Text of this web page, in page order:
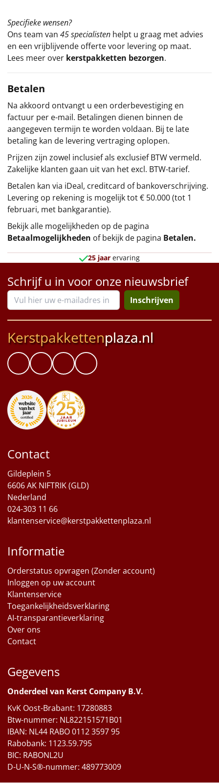
Specifieke wensen?
Ons team van 45 specialisten helpt u graag met advies
en een vrijblijvende offerte voor levering op maat.
Lees meer over kerstpakketten bezorgen.
Betalen
Na akkoord ontvangt u een orderbevestiging en
factuur per e-mail. Betalingen dienen binnen de
aangegeven termijn te worden voldaan. Bij te late
betaling kan de levering vertraging oplopen.
Prijzen zijn zowel inclusief als exclusief BTW vermeld.
Zakelijke klanten gaan uit van het excl. BTW-tarief.
Betalen kan via iDeal, creditcard of bankoverschrijving.
Levering op rekening is mogelijk tot € 50.000 (tot 1
februari, met bankgarantie).
Bekijk alle mogelijkheden op de pagina
Betaalmogelijkheden of bekijk de pagina Betalen.
25 jaar ervaring
Schrijf u in voor onze nieuwsbrief
Inschrijven
Kerstpakkettenplaza.nl
Contact
Gildeplein 5
6606 AK NIFTRIK (GLD)
Nederland
024-303 11 66
klantenservice@kerstpakkettenplaza.nl
Informatie
Orderstatus opvragen (Zonder account)
Inloggen op uw account
Klantenservice
Toegankelijkheidsverklaring
AI-transparantieverklaring
Over ons
Contact
Gegevens
Onderdeel van Kerst Company B.V.
KvK Oost-Brabant: 17280883
Btw-nummer: NL822151571B01
IBAN: NL44 RABO 0112 3597 95
Rabobank: 1123.59.795
BIC: RABONL2U
D-U-N-S®-nummer: 489773009